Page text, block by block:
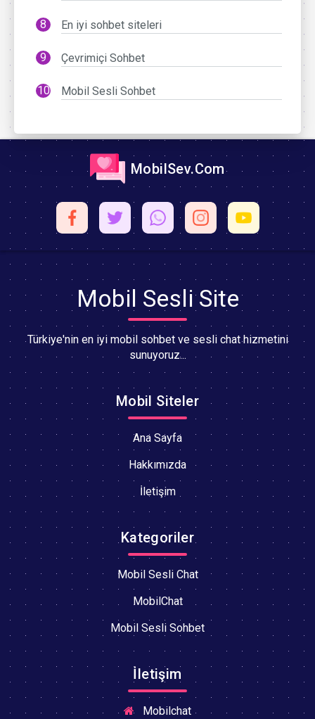
En iyi sohbet siteleri
Çevrimiçi Sohbet
Mobil Sesli Sohbet
MobilSev.Com
Mobil Sesli Site
Türkiye'nin en iyi mobil sohbet ve sesli chat hizmetini
sunuyoruz...
Mobil Siteler
Ana Sayfa
Hakkımızda
İletişim
Kategoriler
Mobil Sesli Chat
MobilChat
Mobil Sesli Sohbet
İletişim
Mobilchat